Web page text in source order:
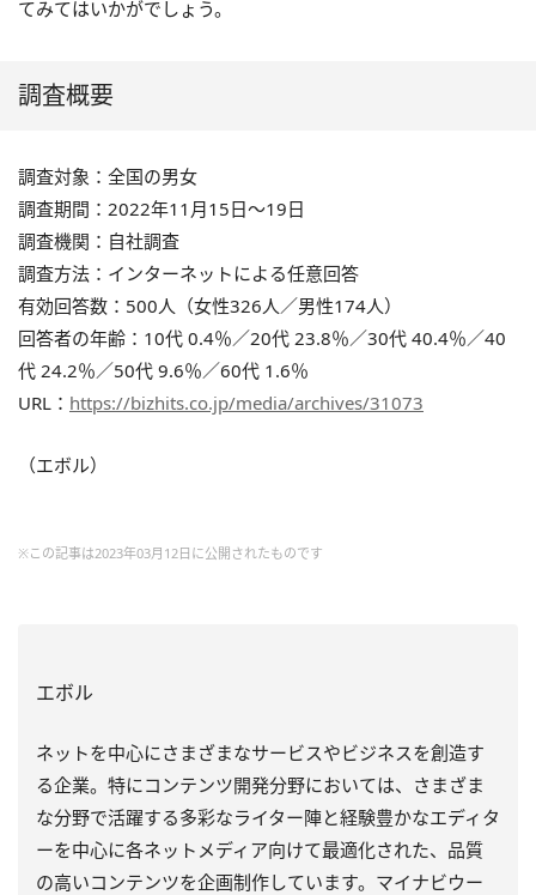
てみてはいかがでしょう。
調査概要
調査対象：全国の男女
調査期間：2022年11月15日～19日
調査機関：自社調査
調査方法：インターネットによる任意回答
有効回答数：500人（女性326人／男性174人）
回答者の年齢：10代 0.4％／20代 23.8％／30代 40.4％／40
代 24.2％／50代 9.6％／60代 1.6％
URL： https://bizhits.co.jp/media/archives/31073
（エボル）
※この記事は2023年03月12日に公開されたものです
エボル
ネットを中心にさまざまなサービスやビジネスを創造す
る企業。特にコンテンツ開発分野においては、さまざま
な分野で活躍する多彩なライター陣と経験豊かなエディタ
ーを中心に各ネットメディア向けて最適化された、品質
の高いコンテンツを企画制作しています。マイナビウー